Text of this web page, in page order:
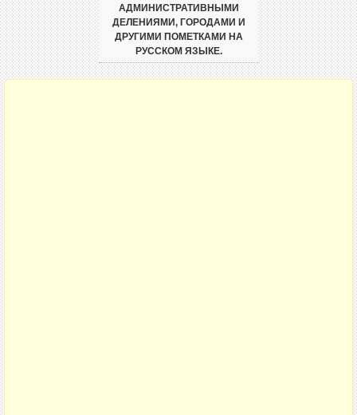
АДМИНИСТРАТИВНЫМИ
ДЕЛЕНИЯМИ, ГОРОДАМИ И
ДРУГИМИ ПОМЕТКАМИ НА
РУССКОМ ЯЗЫКЕ.